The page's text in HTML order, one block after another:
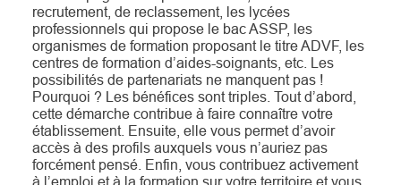
recrutement, de reclassement, les lycées
professionnels qui propose le bac ASSP, les
organismes de formation proposant le titre ADVF, les
centres de formation d’aides-soignants, etc. Les
possibilités de partenariats ne manquent pas !
Pourquoi ? Les bénéfices sont triples. Tout d’abord,
cette démarche contribue à faire connaître votre
établissement. Ensuite, elle vous permet d’avoir
accès à des profils auxquels vous n’auriez pas
forcément pensé. Enfin, vous contribuez activement
à l’emploi et à la formation sur votre territoire et vous